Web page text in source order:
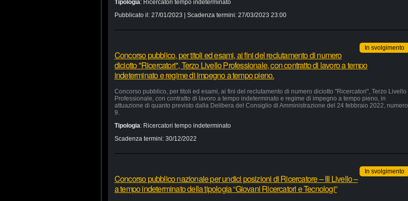
Tipologia: Ricercatori tempo indeterminato
Pubblicato il: 27/01/2023 | Scadenza termini: 27/03/2023 23:00
In svolgimento
Concorso pubblico, per titoli ed esami, ai fini del reclutamento di numero
diciotto "Ricercatori", Terzo Livello Professionale, con contratto di lavoro a tempo
indeterminato e regime di impegno a tempo pieno.
Concorso pubblico, per titoli ed esami, ai fini del reclutamento di numero diciotto "Ricercatori", Terzo Livello
Professionale, con contratto di lavoro a tempo indeterminato e regime di impegno a tempo pieno, in
attuazione di quanto previsto dalla Delibera del Consiglio di Amministrazione del 24 febbraio 2022, numero
9.
Tipologia: Ricercatori tempo indeterminato
Scadenza termini: 30/12/2022
In svolgimento
Concorso pubblico nazionale per undici posizioni di Ricercatore – III Livello –
a tempo indeterminato della tipologia “Giovani Ricercatori e Tecnologi”